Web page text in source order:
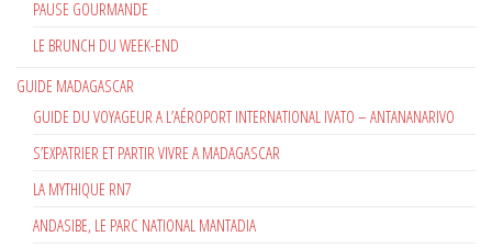
PAUSE GOURMANDE
LE BRUNCH DU WEEK-END
GUIDE MADAGASCAR
GUIDE DU VOYAGEUR A L’AÉROPORT INTERNATIONAL IVATO – ANTANANARIVO
S’EXPATRIER ET PARTIR VIVRE A MADAGASCAR
LA MYTHIQUE RN7
ANDASIBE, LE PARC NATIONAL MANTADIA